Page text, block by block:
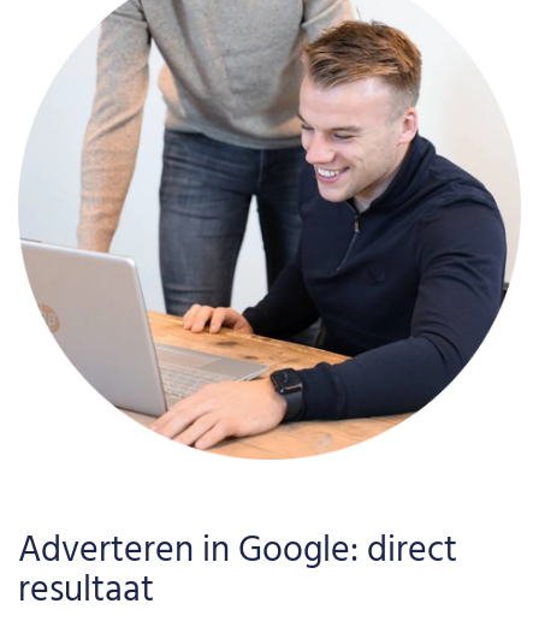
Adverteren in Google: direct
resultaat